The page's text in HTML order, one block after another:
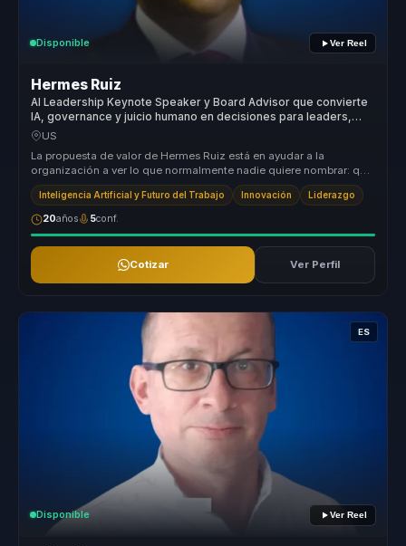
Disponible Ver Reel
Hermes Ruiz
AI Leadership Keynote Speaker y Board Advisor que convierte
IA, governance y juicio humano en decisiones para leaders,
boards y organizations.
US
La propuesta de valor de Hermes Ruiz está en ayudar a la
organización a ver lo que normalmente nadie quiere nombrar: que
el problema no e...
Inteligencia Artificial y Futuro del Trabajo Innovación Liderazgo
20años 5conf.
Cotizar Ver Perfil
ES
Disponible Ver Reel